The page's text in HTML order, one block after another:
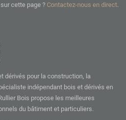
cette page ? Contactez-nous en direct.
dérivés pour la construction, la
indépendant bois et dérivés en
Bois propose les meilleures
du bâtiment et particuliers.